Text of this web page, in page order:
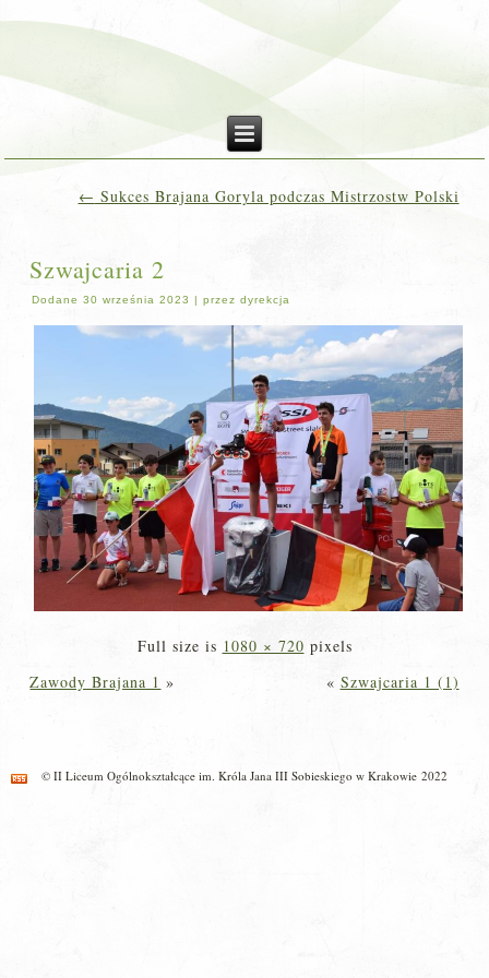
← Sukces Brajana Goryla podczas Mistrzostw Polski
Szwajcaria 2
Dodane 30 września 2023 |przez dyrekcja
Full size is 1080 × 720 pixels
Zawody Brajana 1 » « Szwajcaria 1 (1)
© II Liceum Ogólnokształcące im. Króla Jana III Sobieskiego w Krakowie 2022